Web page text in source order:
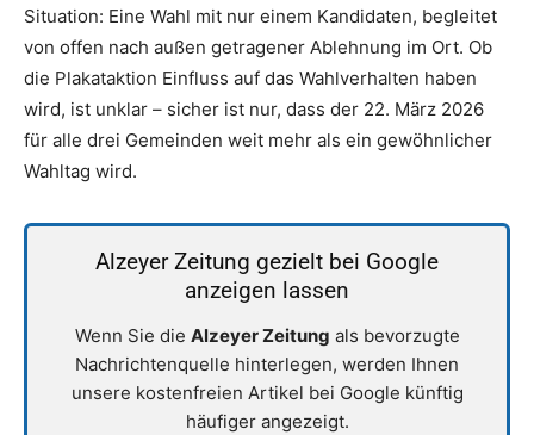
Situation: Eine Wahl mit nur einem Kandidaten, begleitet
von offen nach außen getragener Ablehnung im Ort. Ob
die Plakataktion Einfluss auf das Wahlverhalten haben
wird, ist unklar – sicher ist nur, dass der 22. März 2026
für alle drei Gemeinden weit mehr als ein gewöhnlicher
Wahltag wird.
Alzeyer Zeitung gezielt bei Google
anzeigen lassen
Wenn Sie die Alzeyer Zeitung als bevorzugte
Nachrichtenquelle hinterlegen, werden Ihnen
unsere kostenfreien Artikel bei Google künftig
häufiger angezeigt.